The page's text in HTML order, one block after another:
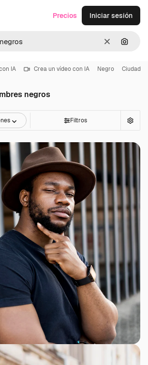
Borrar
Precios Iniciar sesión
IA Crea un vídeo con IA Negro Ciudad
negros
Filtros